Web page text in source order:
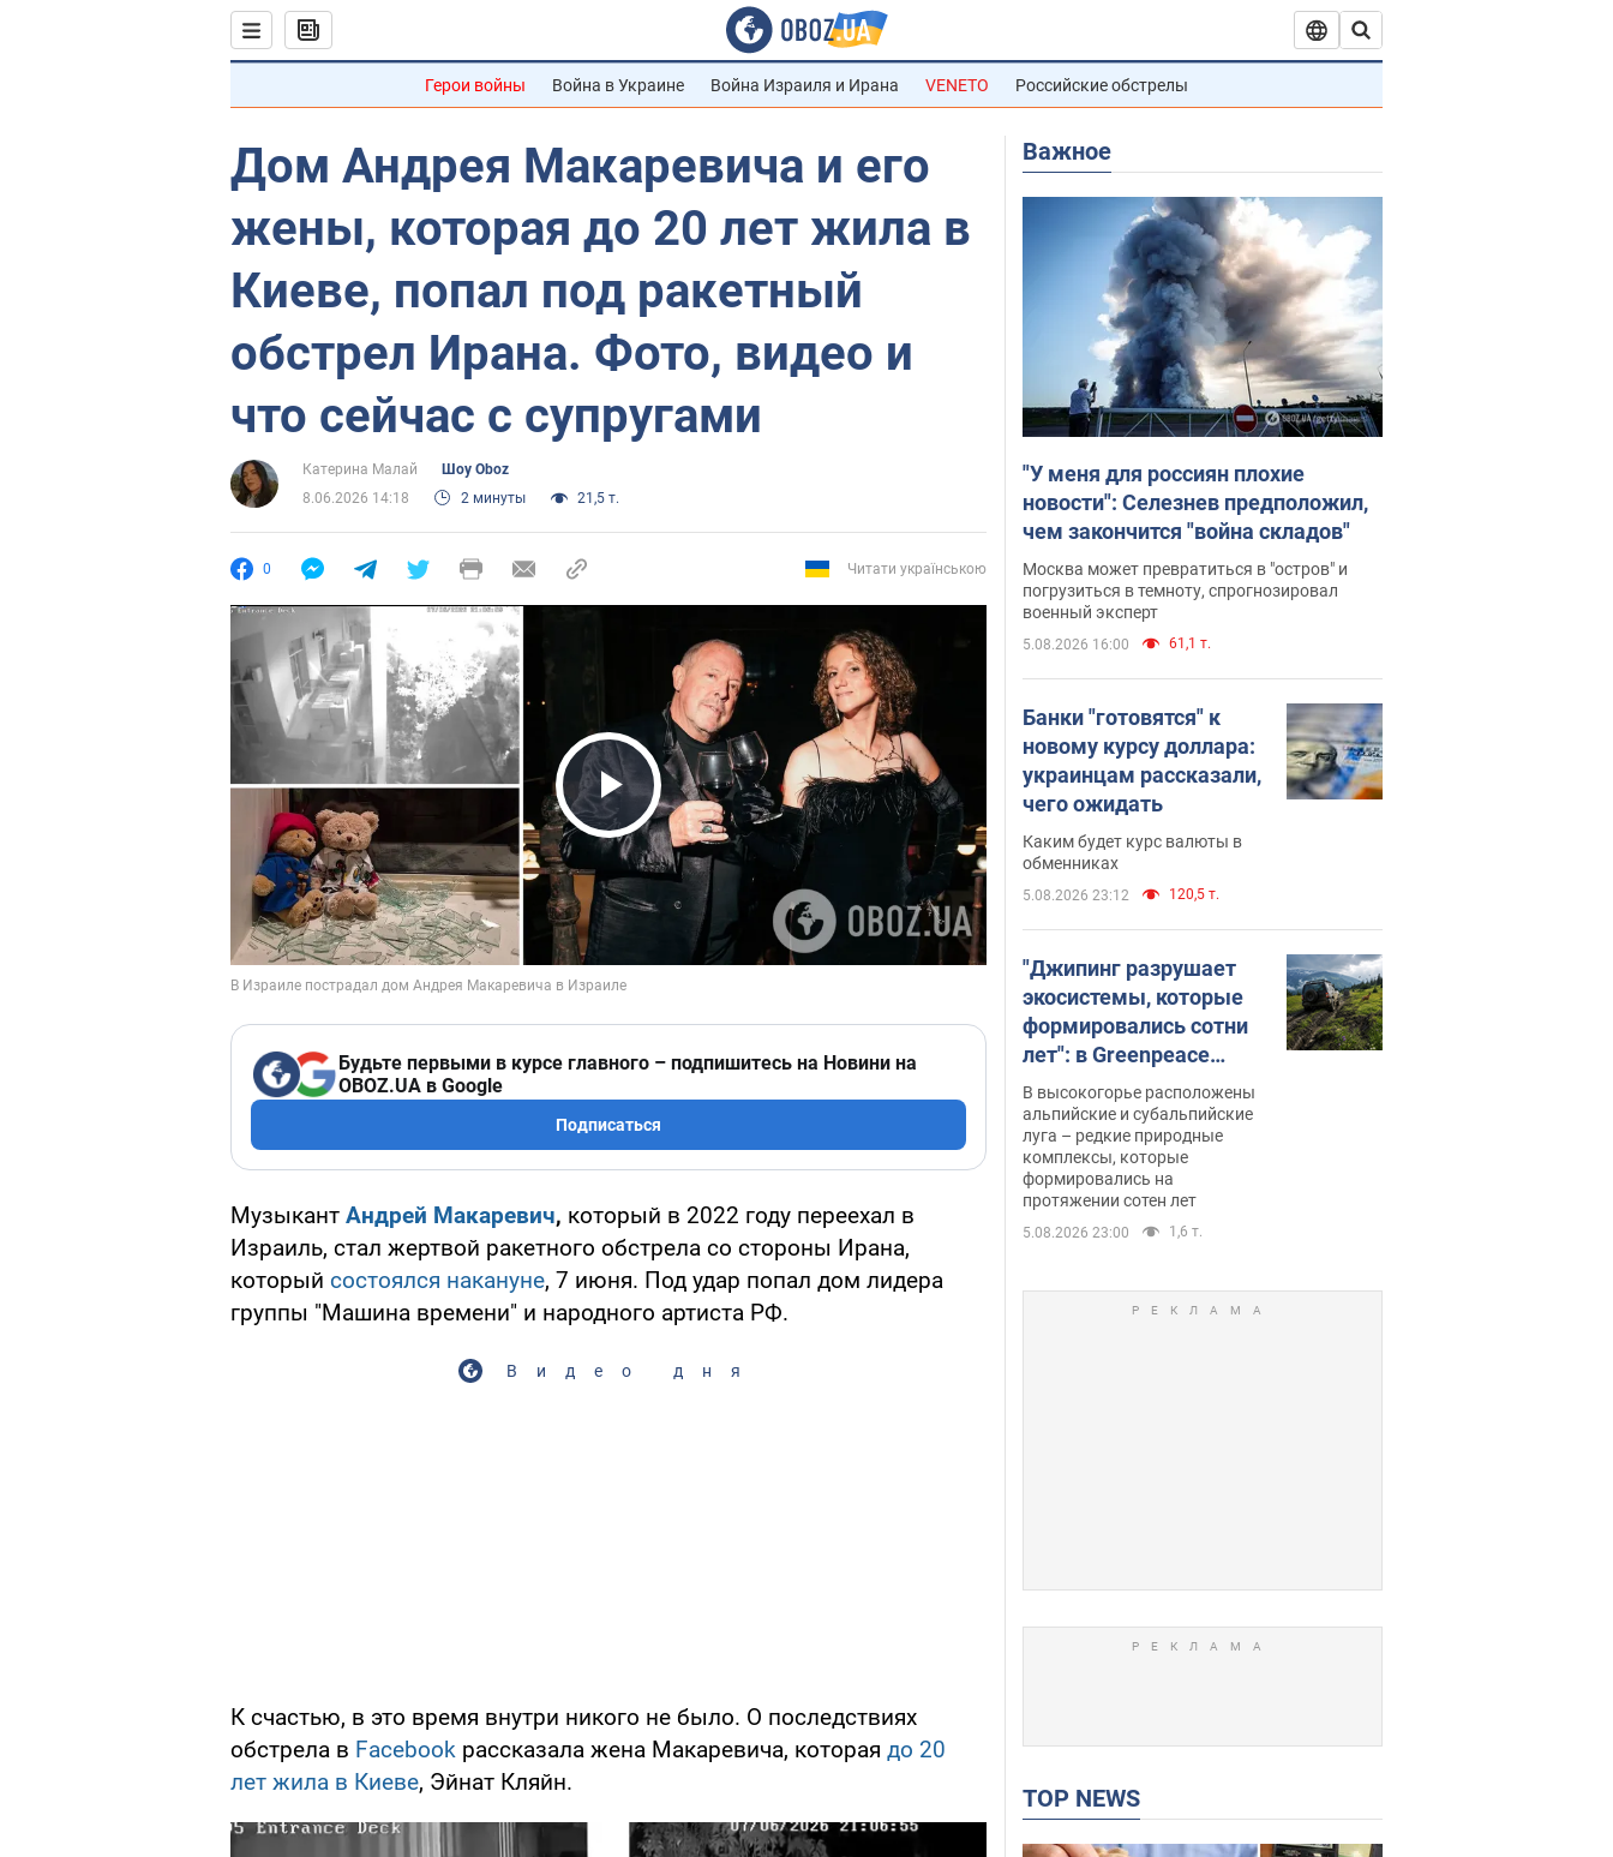
Герои войны Война в Украине Война Израиля и Ирана VENETO Российские обстрелы
Дом Андрея Макаревича и его
жены, которая до 20 лет жила в
Киеве, попал под ракетный
обстрел Ирана. Фото, видео и
что сейчас с супругами
Катерина Малай
Шоу Oboz
8.06.2026 14:18
2 минуты 21,5 т.
0 Читати українською
Play Video
Будьте первыми в курсе главного – подпишитесь на Новини на
OBOZ.UA в Google
Подписаться
Музыкант Андрей Макаревич, который в 2022 году переехал в
Израиль, стал жертвой ракетного обстрела со стороны Ирана,
который состоялся накануне, 7 июня. Под удар попал дом лидера
группы "Машина времени" и народного артиста РФ.
Видео дня
К счастью, в это время внутри никого не было. О последствиях
обстрела в Facebook рассказала жена Макаревича, которая до 20
лет жила в Киеве, Эйнат Кляйн.
Важное
"У меня для россиян плохие
новости": Селезнев предположил,
чем закончится "война складов"
Москва может превратиться в "остров" и
погрузиться в темноту, спрогнозировал
военный эксперт
5.08.2026 16:00 61,1 т.
Банки "готовятся" к
новому курсу доллара:
украинцам рассказали,
чего ожидать
Каким будет курс валюты в
обменниках
5.08.2026 23:12 120,5 т.
"Джипинг разрушает
экосистемы, которые
формировались сотни
лет": в Greenpeace
забили тревогу
В высокогорье расположены
альпийские и субальпийские
луга – редкие природные
комплексы, которые
формировались на
протяжении сотен лет
5.08.2026 23:00 1,6 т.
TOP NEWS